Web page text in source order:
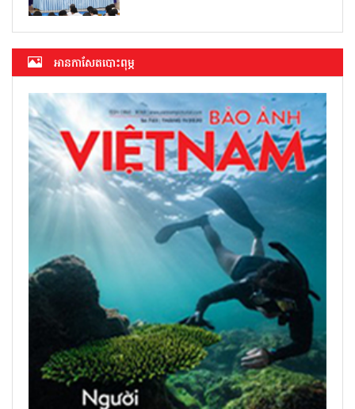
អាន​កាសែត​បោះពុម្ភ